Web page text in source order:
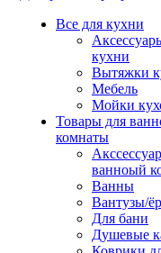
Все для кухни
кухни
Вытяжки
Мебель
Мойки
Товары для
комнаты
ванноый
Ванны
Вантузы/
Для бани
Душевые